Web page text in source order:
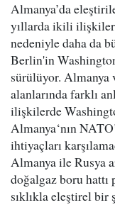
Almanya’da
yıllarda ikili
nedeniyle daha da
Berlin'in
sürülüyor. Almanya
alanlarında farklı
ilişkilerde
Almanya‘nın
ihtiyaçları
Almanya ile Rusya
doğalgaz boru
sıklıkla eleştirel bir